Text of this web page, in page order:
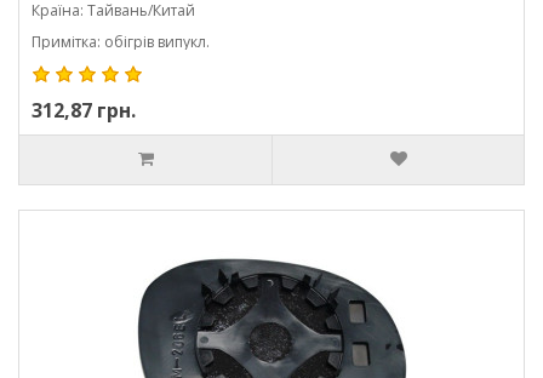
Країна: Тайвань/Китай
Примітка: обігрів випукл.
312,87 грн.